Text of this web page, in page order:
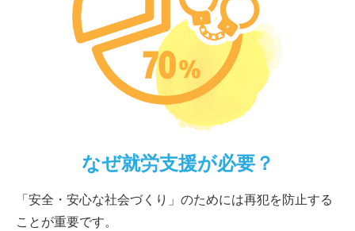
なぜ就労支援が必要？
「安全・安心な社会づくり」のためには再犯を防止する
ことが重要です。